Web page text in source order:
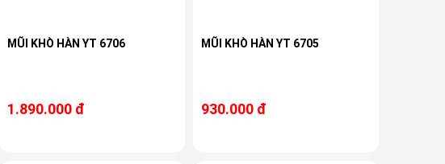
MŨI KHÒ HÀN YT 6706
1.890.000 đ
MŨI KHÒ HÀN YT 6705
930.000 đ